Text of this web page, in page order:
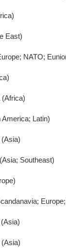
East)
NATO;
(Africa)
America; Latin)
Southeast)